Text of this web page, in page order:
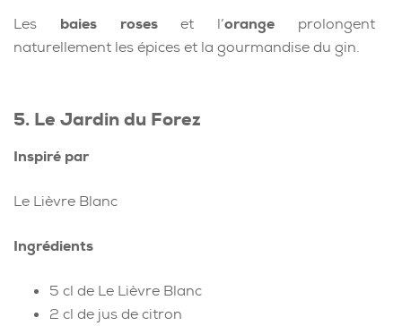
Les baies roseset l’orange prolongent
naturellement les épices et la gourmandise du gin.
5. Le Jardin du Forez
Inspiré par
Le Lièvre Blanc
Ingrédients
5 cl de Le Lièvre Blanc
2 cl de jus de citron